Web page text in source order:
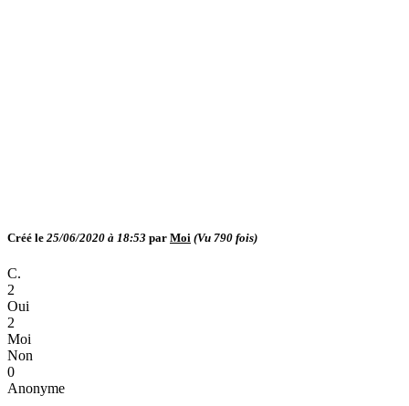
Créé le 25/06/2020 à 18:53 par Moi (Vu 790 fois)
C.
2
Oui
2
Moi
Non
0
Anonyme